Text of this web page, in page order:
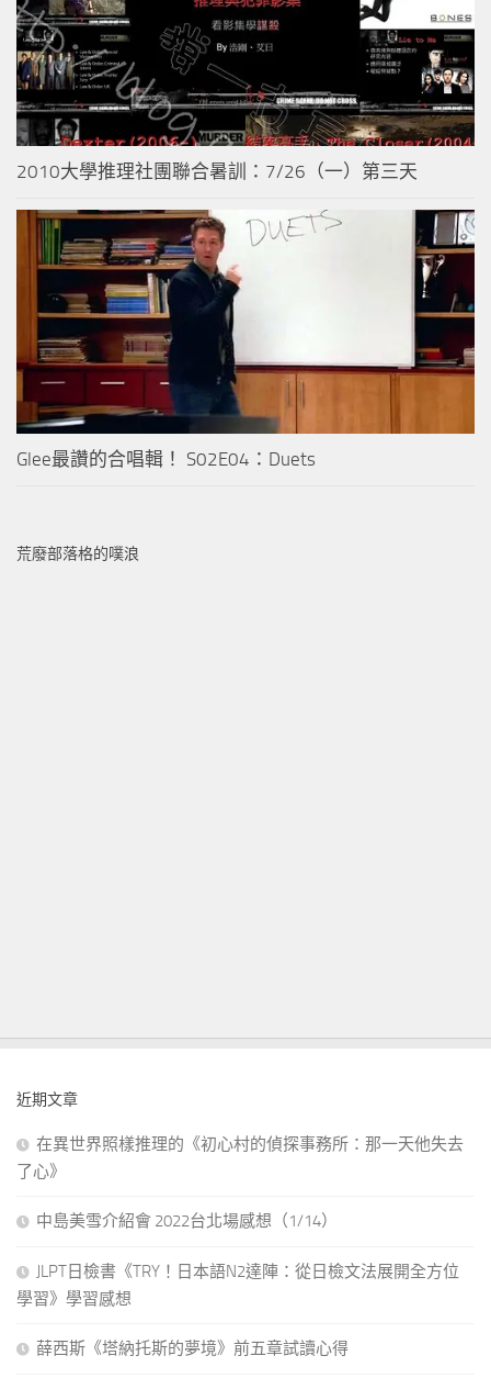
2010大學推理社團聯合暑訓：7/26（一）第三天
Glee最讚的合唱輯！ S02E04：Duets
荒廢部落格的噗浪
近期文章
在異世界照樣推理的《初心村的偵探事務所：那一天他失去
了心》
中島美雪介紹會 2022台北場感想（1/14）
JLPT日檢書《TRY！日本語N2達陣：從日檢文法展開全方位
學習》學習感想
薛西斯《塔納托斯的夢境》前五章試讀心得